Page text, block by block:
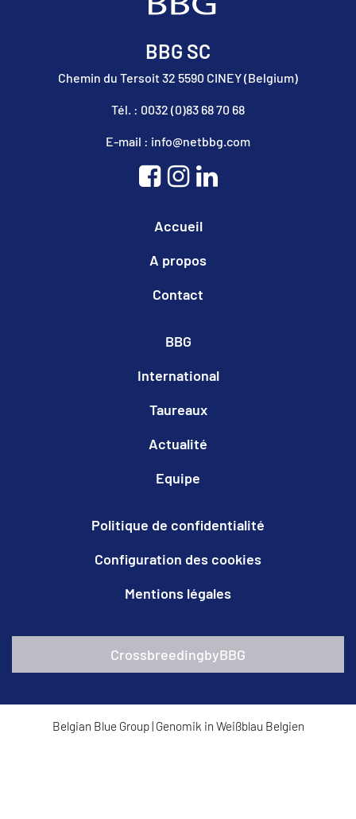
BBG SC
Chemin du Tersoit 32 5590 CINEY (Belgium)
Tél. : 0032 (0)83 68 70 68
E-mail : info@netbbg.com
Accueil
A propos
Contact
BBG
International
Taureaux
Actualité
Equipe
Politique de confidentialité
Configuration des cookies
Mentions légales
CrossbreedingbyBBG
Belgian Blue Group| Genomik in Weißblau Belgien